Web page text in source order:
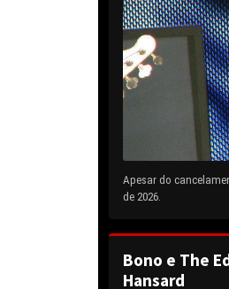
Apesar do
de 2026.
Bono e The
Hansard